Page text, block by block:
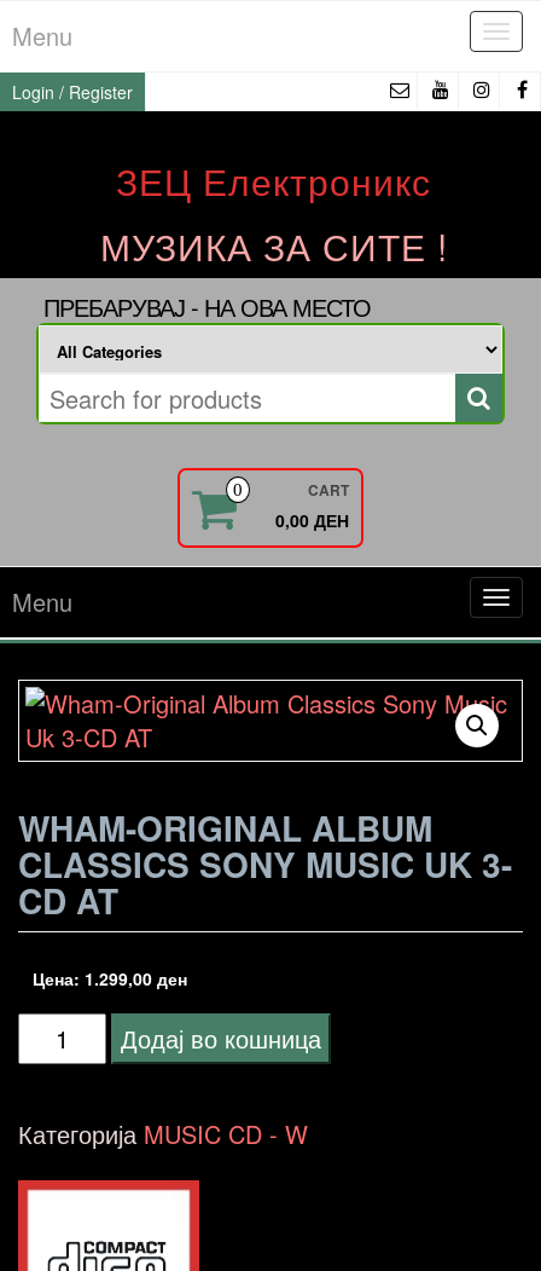
to
the
content
Menu
Login / Register
ЗЕЦ Електроникс
МУЗИКА ЗА СИТЕ !
ПРЕБАРУВАЈ - НА ОВА МЕСТО
0 CART
0,00 ДЕН
Menu
WHAM-ORIGINAL ALBUM
CLASSICS SONY MUSIC UK 3-
CD AT
Цена: 1.299,00 ден
Wham-
Album
Music
Додај во кошница
Категорија MUSIC CD - W